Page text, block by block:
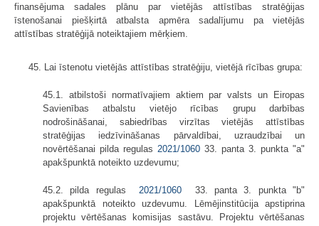
finansējuma sadales plānu par vietējās attīstības stratēģijas
īstenošanai piešķirtā atbalsta apmēra sadalījumu pa vietējās
attīstības stratēģijā noteiktajiem mērķiem.
45. Lai īstenotu vietējās attīstības stratēģiju, vietējā rīcības grupa:
45.1. atbilstoši normatīvajiem aktiem par valsts un Eiropas
Savienības atbalstu vietējo rīcības grupu darbības
nodrošināšanai, sabiedrības virzītas vietējās attīstības
stratēģijas iedzīvināšanas pārvaldībai, uzraudzībai un
novērtēšanai pilda regulas 2021/1060 33. panta 3. punkta "a"
apakšpunktā noteikto uzdevumu;
45.2. pilda regulas2021/1060 33. panta 3. punkta "b"
apakšpunktā noteikto uzdevumu. Lēmējinstitūcija apstiprina
projektu vērtēšanas komisijas sastāvu. Projektu vērtēšanas